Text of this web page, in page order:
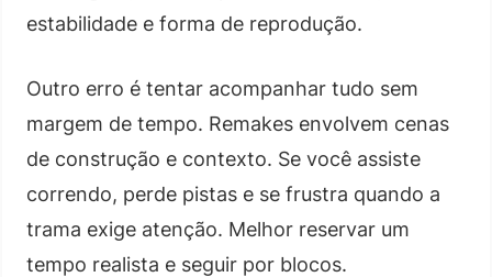
estabilidade e forma de reprodução.
Outro erro é tentar acompanhar tudo sem
margem de tempo. Remakes envolvem cenas
de construção e contexto. Se você assiste
correndo, perde pistas e se frustra quando a
trama exige atenção. Melhor reservar um
tempo realista e seguir por blocos.